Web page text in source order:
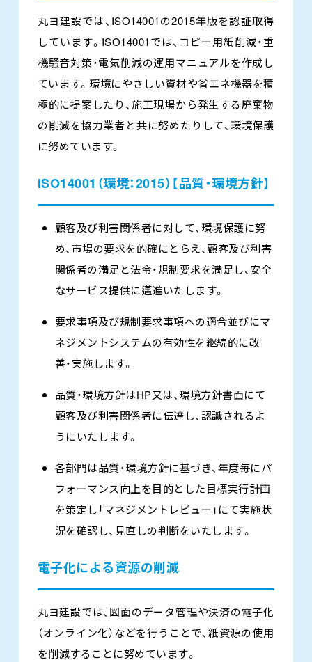
丸ヨ建設では、ISO14001の2015年版を認証取得
しています。ISO14001では、コピー用紙削減・重
機騒音対策・電気削減の運用マニュアルを作成し
ています。環境にやさしい資材や省エネ機器を積
極的に提案したり、施工現場から発生する廃棄物
の削減を協力業者と共に努めたりして、環境保護
に努めています。
ISO14001（環境：2015）【品質・環境方針】
顧客及び利害関係者に対して、環境保護に努
め、市場の要求を的確にとらえ、顧客及び利害
関係者の満足と法令・規制要求を満足し、安全
なサービス提供に邁進いたします。
要求事項及び規制要求事項への適合並びにマ
ネジメントシステムの有効性を継続的に改
善・実施します。
品質・環境方針はHP又は、環境方針書面にて
顧客及び利害関係者に伝達し、認識されるよ
うにいたします。
各部門は品質・環境方針に基づき、年度毎にパ
フォーマンス向上を目的とした目標実行計画
を策定し「マネジメントレビュー」にて実施状
況を確認し、見直しの判断をいたします。
電子化による資源の削減
丸ヨ建設では、図面のデータ管理や決済の電子化
（オンライン化）などを行うことで、紙資源の使用
を削減することに努めています。